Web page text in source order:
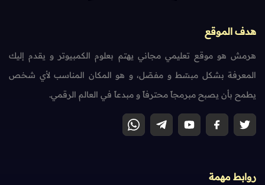
الموقع
هو موقع تعليمي مجاني يهتم بعلوم الكمبيوتر و يقدم إليك
بشكل مبسّط و مفصّل، و هو المكان المناسب لأي شخص
بأن يصبح مبرمجاً محترفاً و مبدعاً في العالم الرقمي.
مهمة